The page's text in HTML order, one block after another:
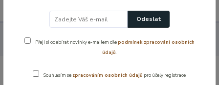
3/4″ pod matku nástěnné baterie – nerezové sítko
Těsnění 3/4″ pod matku nástěnné
Odeslat
Přeji si odebírat novinky e-mailem dlepodmínek zpracování osobních
údajů.
Souhlasím se zpracováním osobních údajů pro účely registrace.